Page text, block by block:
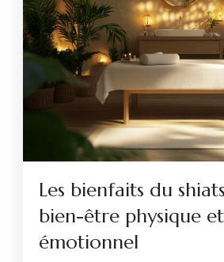
Les bienfaits du
bien-être physique et
émotionnel